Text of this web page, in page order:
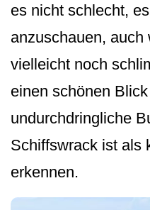
es nicht schlecht,
anzuschauen, auch
vielleicht noch
einen schönen
undurchdringliche
Schiffswrack ist als
erkennen.